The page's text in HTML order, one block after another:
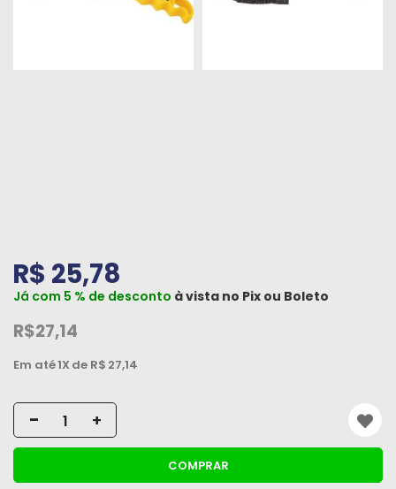
R$ 25,78
Já com 5 % de desconto à vista no Pix ou Boleto
R$27,14
Em até1X de R$ 27,14
- +
COMPRAR